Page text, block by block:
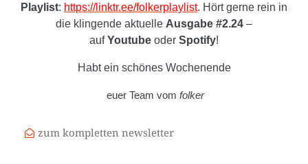
Playlist: https://linktr.ee/folkerplaylist. Hört gerne rein in
die klingende aktuelle Ausgabe #2.24 –
auf Youtube oder Spotify!
Habt ein schönes Wochenende
euer Team vom folker
 zum kompletten newsletter